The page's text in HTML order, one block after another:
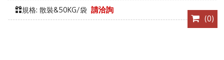
(0)
規格: 散裝&50KG/袋 請洽詢